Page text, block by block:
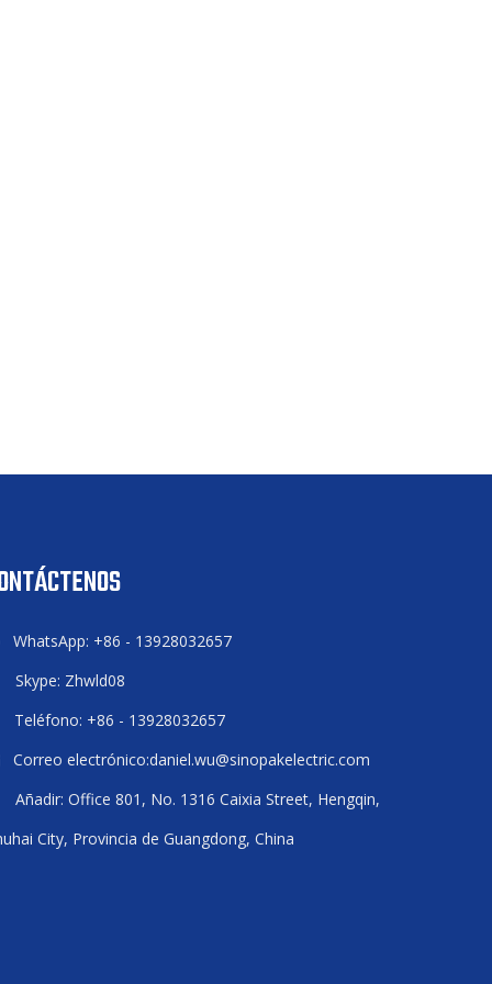
WhatsApp: +86 - 13928032657
Skype: Zhwld08
Teléfono: +86 - 13928032657
Correo electrónico:daniel.wu@sinopakelectric.com
Añadir: Office 801, No. 1316 Caixia Street, Hengqin,
City, Provincia de Guangdong, China